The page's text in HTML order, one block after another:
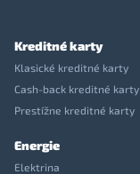
Kreditné karty
Klasické kreditné karty
Cash-back kreditné karty
Prestížne kreditné karty
Energie
Elektrina